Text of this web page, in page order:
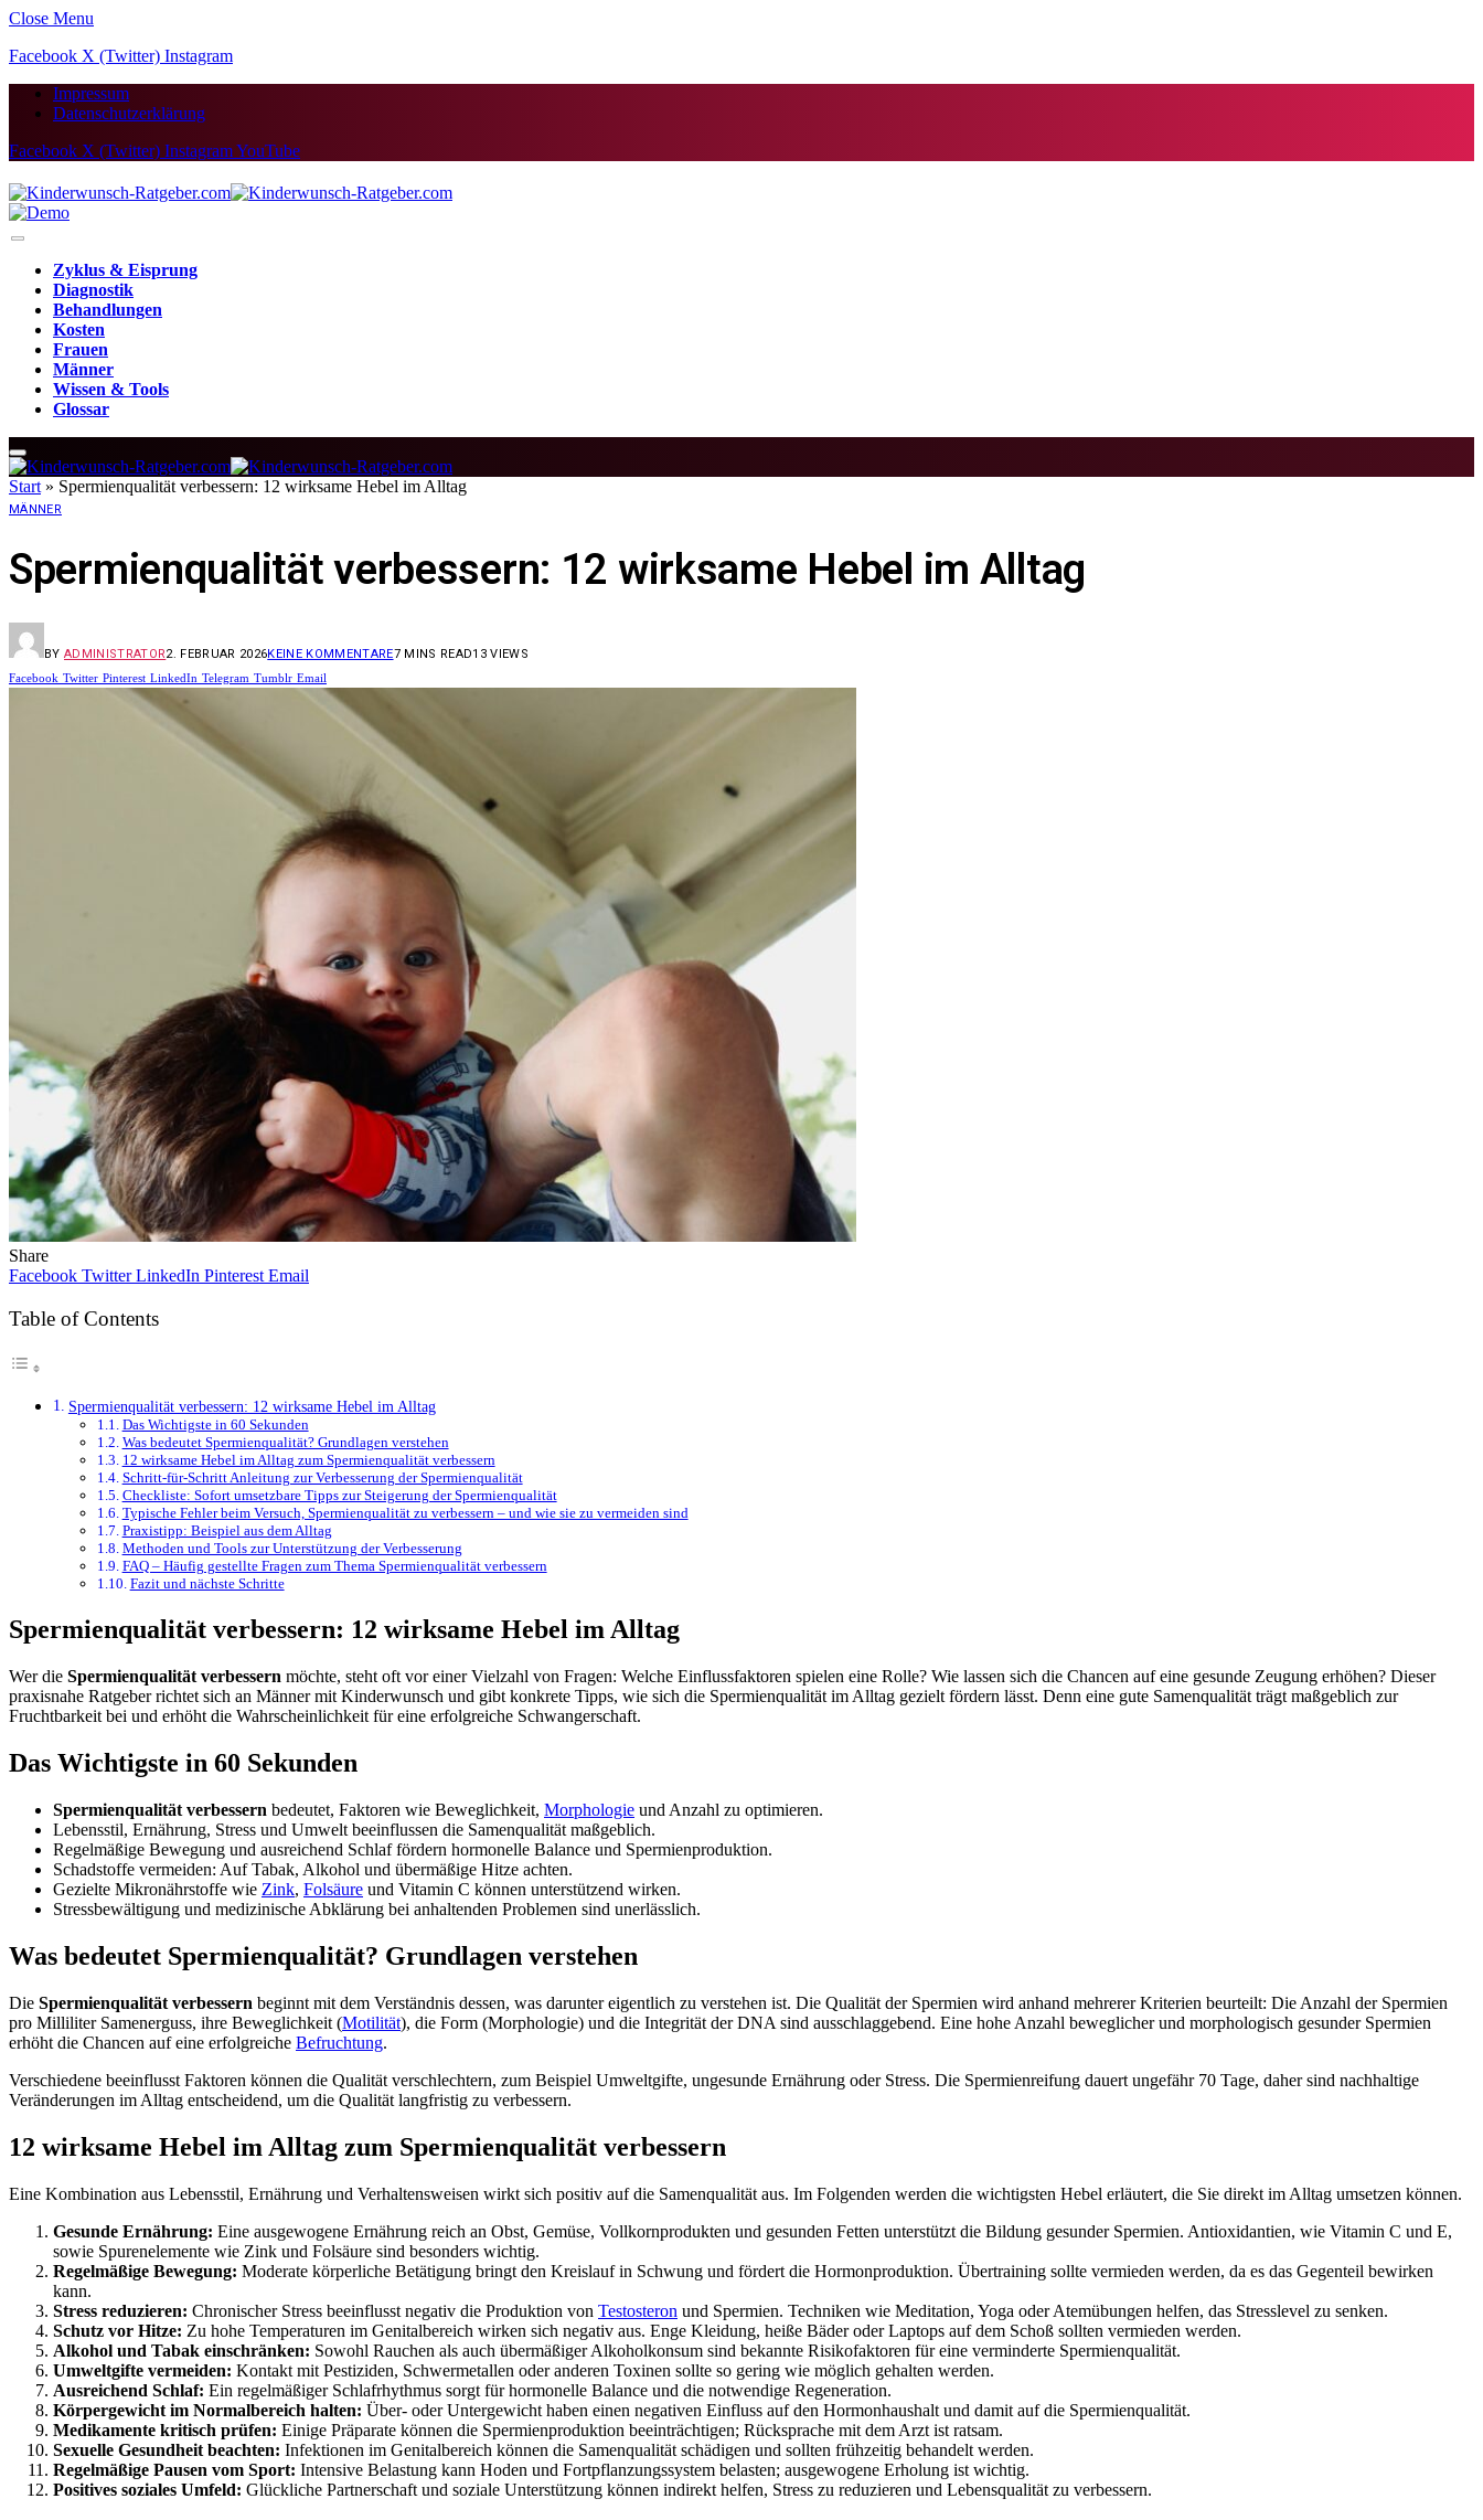
Close Menu
Facebook X (Twitter) Instagram
Impressum
Datenschutzerklärung
Facebook X (Twitter) InstagramYouTube
Zyklus & Eisprung
Diagnostik
Behandlungen
Kosten
Frauen
Männer
Wissen & Tools
Glossar
Start » Spermienqualität verbessern: 12 wirksame Hebel im Alltag
MÄNNER
Spermienqualität verbessern: 12 wirksame Hebel im Alltag
BY ADMINISTRATOR2. FEBRUAR 2026KEINE KOMMENTARE7 MINS READ13VIEWS
Facebook Twitter Pinterest LinkedIn Telegram Tumblr Email
Share
Facebook Twitter LinkedIn Pinterest Email
Table of Contents
Spermienqualität verbessern: 12 wirksame Hebel im Alltag
Das Wichtigste in 60 Sekunden
Was bedeutet Spermienqualität? Grundlagen verstehen
12 wirksame Hebel im Alltag zum Spermienqualität verbessern
Schritt-für-Schritt Anleitung zur Verbesserung der Spermienqualität
Checkliste: Sofort umsetzbare Tipps zur Steigerung der Spermienqualität
Typische Fehler beim Versuch, Spermienqualität zu verbessern – und wie sie zu vermeiden sind
Praxistipp: Beispiel aus dem Alltag
Methoden und Tools zur Unterstützung der Verbesserung
FAQ – Häufig gestellte Fragen zum Thema Spermienqualität verbessern
Fazit und nächste Schritte
Spermienqualität verbessern: 12 wirksame Hebel im Alltag
Wer die Spermienqualität verbessern möchte, steht oft vor einer Vielzahl von Fragen: Welche Einflussfaktoren spielen eine Rolle? Wie lassen sich die Chancen auf eine gesunde Zeugung erhöhen? Dieser
praxisnahe Ratgeber richtet sich an Männer mit Kinderwunsch und gibt konkrete Tipps, wie sich die Spermienqualität im Alltag gezielt fördern lässt. Denn eine gute Samenqualität trägt maßgeblich zur
Fruchtbarkeit bei und erhöht die Wahrscheinlichkeit für eine erfolgreiche Schwangerschaft.
Das Wichtigste in 60 Sekunden
Spermienqualität verbessern bedeutet, Faktoren wie Beweglichkeit, Morphologie und Anzahl zu optimieren.
Lebensstil, Ernährung, Stress und Umwelt beeinflussen die Samenqualität maßgeblich.
Regelmäßige Bewegung und ausreichend Schlaf fördern hormonelle Balance und Spermienproduktion.
Schadstoffe vermeiden: Auf Tabak, Alkohol und übermäßige Hitze achten.
Gezielte Mikronährstoffe wie Zink, Folsäure und Vitamin C können unterstützend wirken.
Stressbewältigung und medizinische Abklärung bei anhaltenden Problemen sind unerlässlich.
Was bedeutet Spermienqualität? Grundlagen verstehen
Die Spermienqualität verbessern beginnt mit dem Verständnis dessen, was darunter eigentlich zu verstehen ist. Die Qualität der Spermien wird anhand mehrerer Kriterien beurteilt: Die Anzahl der Spermien
pro Milliliter Samenerguss, ihre Beweglichkeit (Motilität), die Form (Morphologie) und die Integrität der DNA sind ausschlaggebend. Eine hohe Anzahl beweglicher und morphologisch gesunder Spermien
erhöht die Chancen auf eine erfolgreiche Befruchtung.
Verschiedene beeinflusst Faktoren können die Qualität verschlechtern, zum Beispiel Umweltgifte, ungesunde Ernährung oder Stress. Die Spermienreifung dauert ungefähr 70 Tage, daher sind nachhaltige
Veränderungen im Alltag entscheidend, um die Qualität langfristig zu verbessern.
12 wirksame Hebel im Alltag zum Spermienqualität verbessern
Eine Kombination aus Lebensstil, Ernährung und Verhaltensweisen wirkt sich positiv auf die Samenqualität aus. Im Folgenden werden die wichtigsten Hebel erläutert, die Sie direkt im Alltag umsetzen können.
Gesunde Ernährung: Eine ausgewogene Ernährung reich an Obst, Gemüse, Vollkornprodukten und gesunden Fetten unterstützt die Bildung gesunder Spermien. Antioxidantien, wie Vitamin C und E,
sowie Spurenelemente wie Zink und Folsäure sind besonders wichtig.
Regelmäßige Bewegung: Moderate körperliche Betätigung bringt den Kreislauf in Schwung und fördert die Hormonproduktion. Übertraining sollte vermieden werden, da es das Gegenteil bewirken
kann.
Stress reduzieren: Chronischer Stress beeinflusst negativ die Produktion von Testosteron und Spermien. Techniken wie Meditation, Yoga oder Atemübungen helfen, das Stresslevel zu senken.
Schutz vor Hitze: Zu hohe Temperaturen im Genitalbereich wirken sich negativ aus. Enge Kleidung, heiße Bäder oder Laptops auf dem Schoß sollten vermieden werden.
Alkohol und Tabak einschränken: Sowohl Rauchen als auch übermäßiger Alkoholkonsum sind bekannte Risikofaktoren für eine verminderte Spermienqualität.
Umweltgifte vermeiden: Kontakt mit Pestiziden, Schwermetallen oder anderen Toxinen sollte so gering wie möglich gehalten werden.
Ausreichend Schlaf: Ein regelmäßiger Schlafrhythmus sorgt für hormonelle Balance und die notwendige Regeneration.
Körpergewicht im Normalbereich halten: Über- oder Untergewicht haben einen negativen Einfluss auf den Hormonhaushalt und damit auf die Spermienqualität.
Medikamente kritisch prüfen: Einige Präparate können die Spermienproduktion beeinträchtigen; Rücksprache mit dem Arzt ist ratsam.
Sexuelle Gesundheit beachten: Infektionen im Genitalbereich können die Samenqualität schädigen und sollten frühzeitig behandelt werden.
Regelmäßige Pausen vom Sport: Intensive Belastung kann Hoden und Fortpflanzungssystem belasten; ausgewogene Erholung ist wichtig.
Positives soziales Umfeld: Glückliche Partnerschaft und soziale Unterstützung können indirekt helfen, Stress zu reduzieren und Lebensqualität zu verbessern.